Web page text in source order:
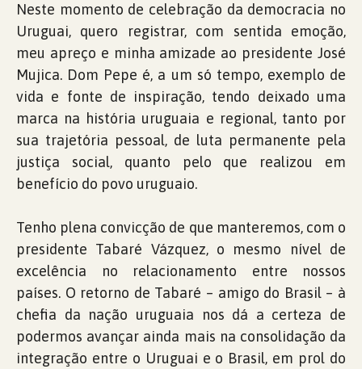
Neste momento de celebração da democracia no
Uruguai, quero registrar, com sentida emoção,
meu apreço e minha amizade ao presidente José
Mujica. Dom Pepe é, a um só tempo, exemplo de
vida e fonte de inspiração, tendo deixado uma
marca na história uruguaia e regional, tanto por
sua trajetória pessoal, de luta permanente pela
justiça social, quanto pelo que realizou em
benefício do povo uruguaio.
Tenho plena convicção de que manteremos, com o
presidente Tabaré Vázquez, o mesmo nível de
excelência no relacionamento entre nossos
países. O retorno de Tabaré – amigo do Brasil – à
chefia da nação uruguaia nos dá a certeza de
podermos avançar ainda mais na consolidação da
integração entre o Uruguai e o Brasil, em prol do